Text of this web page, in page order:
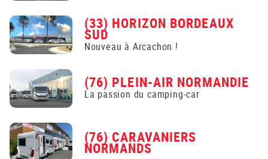
(33) HORIZON BORDEAUX
SUD
Nouveau à Arcachon !
(76) PLEIN-AIR NORMANDIE
La passion du camping-car
(76) CARAVANIERS
NORMANDS